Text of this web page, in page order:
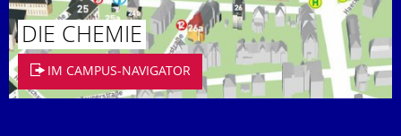
DIE CHEMIE
IM CAMPUS-NAVIGATOR